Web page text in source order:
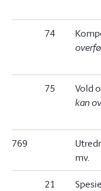
74
75 Vold
kan
769
mv.
21